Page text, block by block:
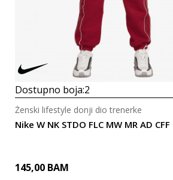
Dostupno boja:2
Nike W NK STDO FLC MW MR AD CFF
Ženski lifestyle donji dio trenerke
145,00 BAM